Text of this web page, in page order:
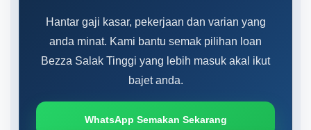
Hantar gaji kasar, pekerjaan dan varian yang
anda minat. Kami bantu semak pilihan loan
Bezza Salak Tinggi yang lebih masuk akal ikut
bajet anda.
WhatsApp Semakan Sekarang